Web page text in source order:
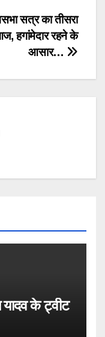
सत्र का तीसरा
हगांमेदार रहने के
आसार…
के ट्वीट